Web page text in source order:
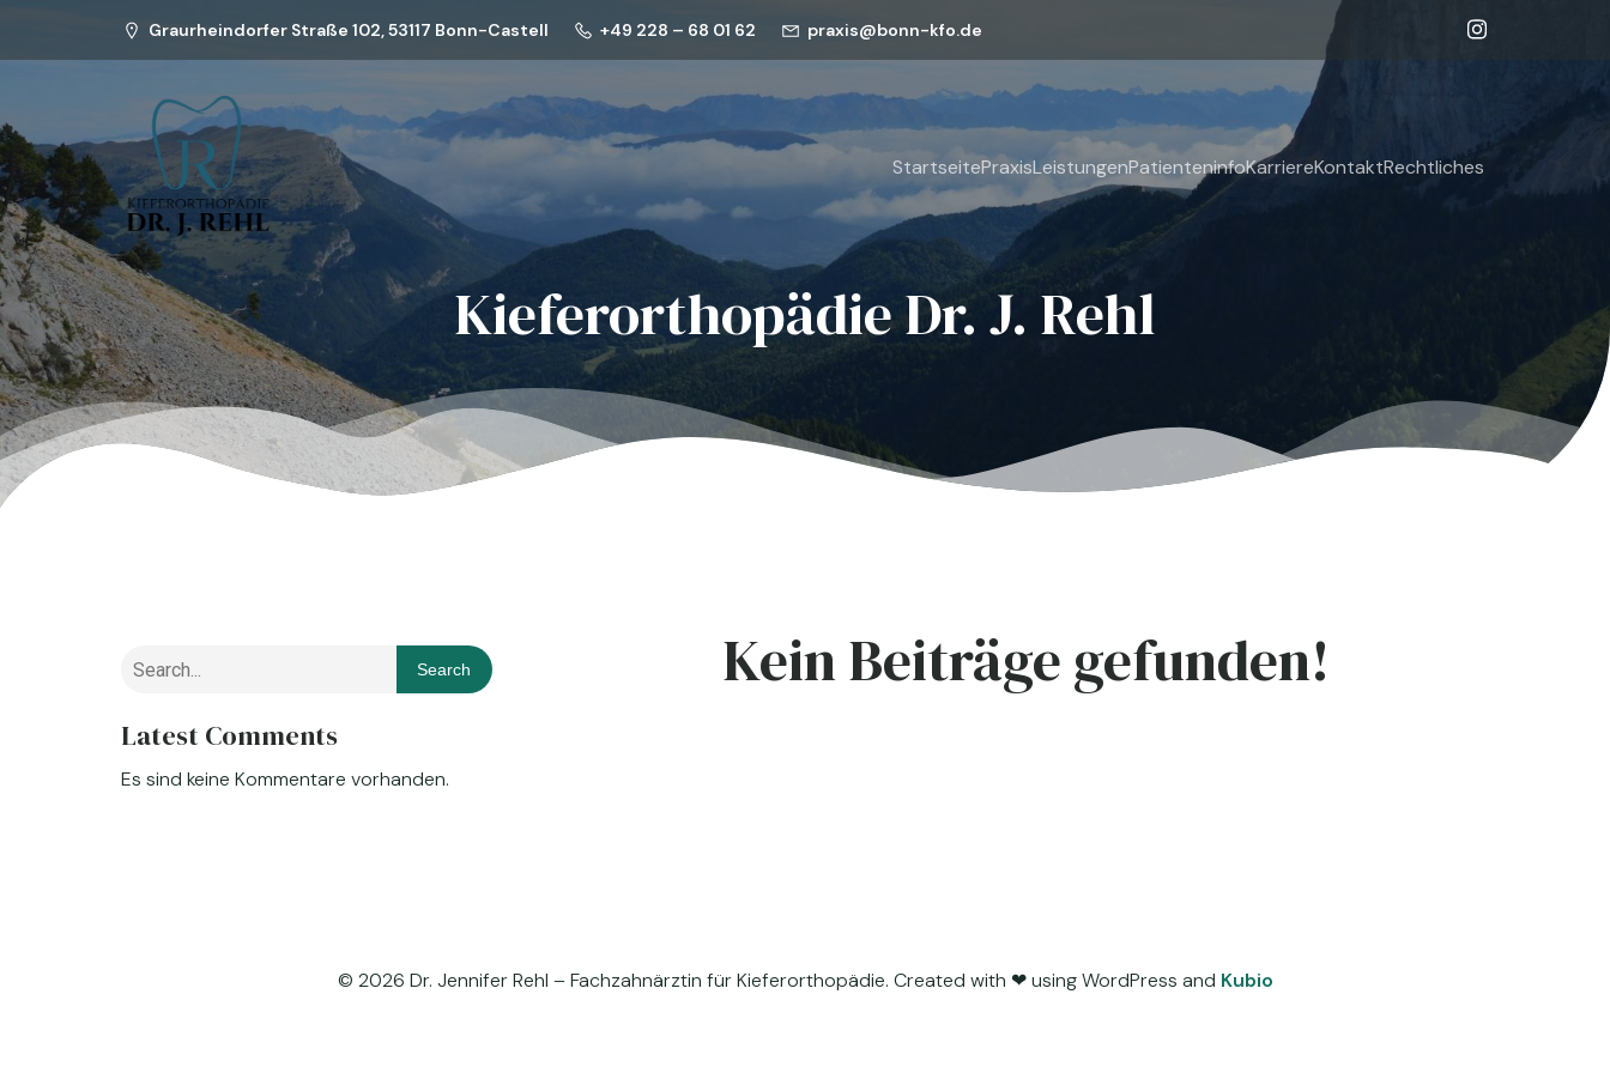
Graurheindorfer Straße 102, 53117 Bonn-Castell +49 228 – 68 01 62 praxis@bonn-kfo.de
StartseitePraxisLeistungenPatienteninfoKarriereKontaktRechtliches
Kieferorthopädie Dr. J. Rehl
Search
Latest Comments
Es sind keine Kommentare vorhanden.
Kein Beiträge gefunden!
© 2026 Dr. Jennifer Rehl – Fachzahnärztin für Kieferorthopädie. Created with ❤ using WordPress and Kubio